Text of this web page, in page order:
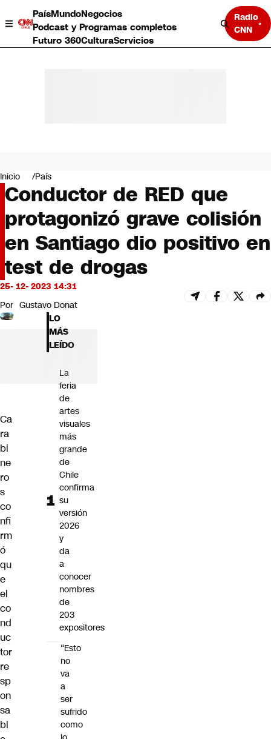
PaísMundoNegocios
Podcast y Programas completos
Futuro 360CulturaServicios
Radio
CNN
Negocios
Deportes
Programas completos
Cultura
Servicios
Bits
CNN tiempo
Futuro 360
Inicio País
Conductor de RED que
protagonizó grave colisión
en Santiago dio positivo en
test de drogas
25- 12- 2023 14:31
Por Gustavo Donat
Ca
ra
bi
ne
ro
s
co
nfi
rm
ó
qu
e
el
co
nd
uc
tor
re
sp
on
sa
bl
LO
MÁS
LEÍDO
La
feria
de
artes
visuales
más
grande
de
Chile
confirma
su
versión
2026
y
da
a
conocer
nombres
de
203
expositores
“Esto
no
va
a
ser
sufrido
como